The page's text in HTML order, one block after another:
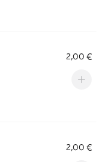
2,00 €
2,00 €